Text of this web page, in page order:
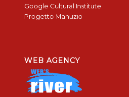
Google Cultural Institute
Progetto Manuzio
WEB AGENCY